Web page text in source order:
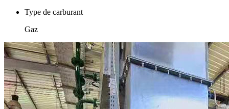
Type de carburant
Gaz